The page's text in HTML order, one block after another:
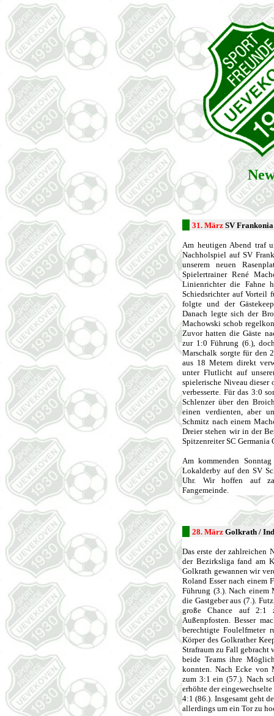
31. März SV
Am heutigen Abend traf
Nachholspiel auf SV
unserem neuen
Spielertrainer René
Linienrichter die Fahne
Schiedsrichter auf
folgte und der
Danach legte sich der
Machowski schob
Zuvor hatten die Gäste
zur 1:0 Führung (6.),
Marschalk sorgte für den
aus 18 Metern direkt
unter Flutlicht auf
spielerische Niveau dieser
verbesserte. Für das 3:0
Schlenzer über den
einen verdienten, aber
Schmitz nach einem
Dreier stehen wir in der
Spitzenreiter SC Germania
Am kommenden
Lokalderby auf den SV
Uhr. Wir hoffen auf
Fangemeinde.
28. März Golkrath /
Das erste der zahlreichen
der Bezirksliga fand am
Golkrath gewannen wir
Roland Esser nach einem
Führung (3.). Nach einem
die Gastgeber aus (7.).
große Chance auf 2:1
Außenpfosten. Besser
berechtigte Foulelfmeter
Körper des Golkrather
Strafraum zu Fall gebracht
beide Teams ihre
konnten. Nach Ecke von
zum 3:1 ein (57.). Nach
erhöhte der
4:1 (86.). Insgesamt geht
allerdings um ein Tor zu